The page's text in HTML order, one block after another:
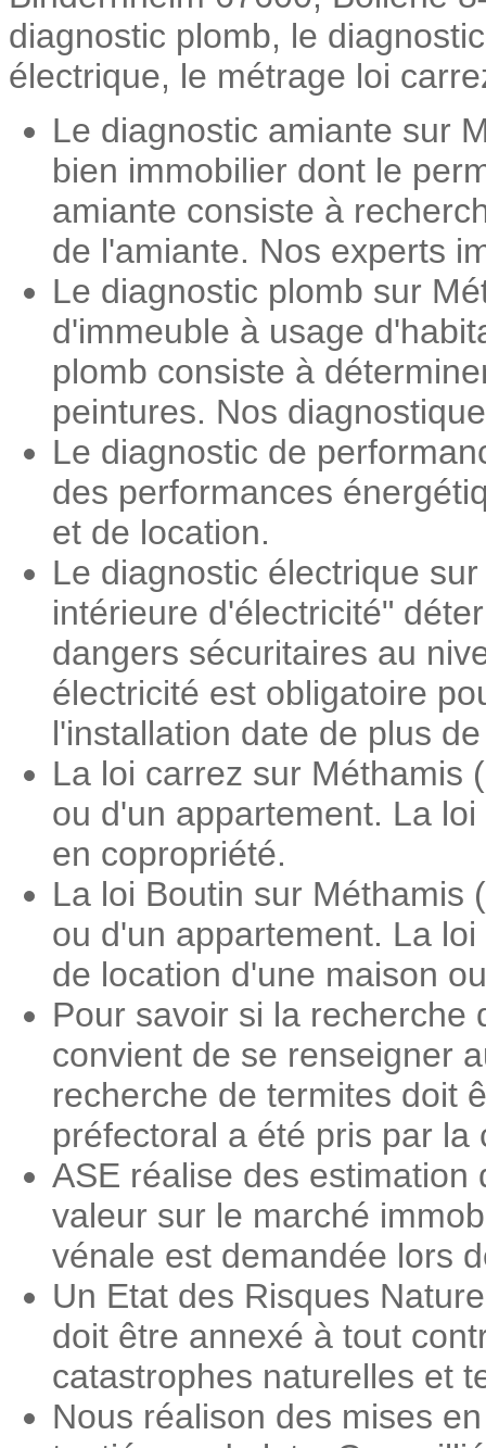
diagnostic plomb, le
électrique, le métrage loi
Le diagnostic amiante sur
bien immobilier dont le
amiante consiste à
de l'amiante. Nos experts
Le diagnostic plomb sur
d'immeuble à usage
plomb consiste à
peintures. Nos
Le diagnostic de
des performances
et de location.
Le diagnostic électrique
intérieure d'électricité"
dangers sécuritaires au
électricité est obligatoire
l'installation date de plus
La loi carrez sur Méthamis
ou d'un appartement. La
en copropriété.
La loi Boutin sur Méthamis
ou d'un appartement. La
de location d'une maison
Pour savoir si la recherche
convient de se renseigner
recherche de termites doit
préfectoral a été pris par la
ASE réalise des
valeur sur le marché
vénale est demandée lors
Un Etat des Risques
doit être annexé à tout
catastrophes naturelles et
Nous réalison des mises